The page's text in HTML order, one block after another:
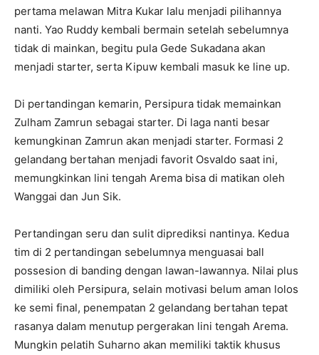
pertama melawan Mitra Kukar lalu menjadi pilihannya
nanti. Yao Ruddy kembali bermain setelah sebelumnya
tidak di mainkan, begitu pula Gede Sukadana akan
menjadi starter, serta Kipuw kembali masuk ke line up.
Di pertandingan kemarin, Persipura tidak memainkan
Zulham Zamrun sebagai starter. Di laga nanti besar
kemungkinan Zamrun akan menjadi starter. Formasi 2
gelandang bertahan menjadi favorit Osvaldo saat ini,
memungkinkan lini tengah Arema bisa di matikan oleh
Wanggai dan Jun Sik.
Pertandingan seru dan sulit diprediksi nantinya. Kedua
tim di 2 pertandingan sebelumnya menguasai ball
possesion di banding dengan lawan-lawannya. Nilai plus
dimiliki oleh Persipura, selain motivasi belum aman lolos
ke semi final, penempatan 2 gelandang bertahan tepat
rasanya dalam menutup pergerakan lini tengah Arema.
Mungkin pelatih Suharno akan memiliki taktik khusus